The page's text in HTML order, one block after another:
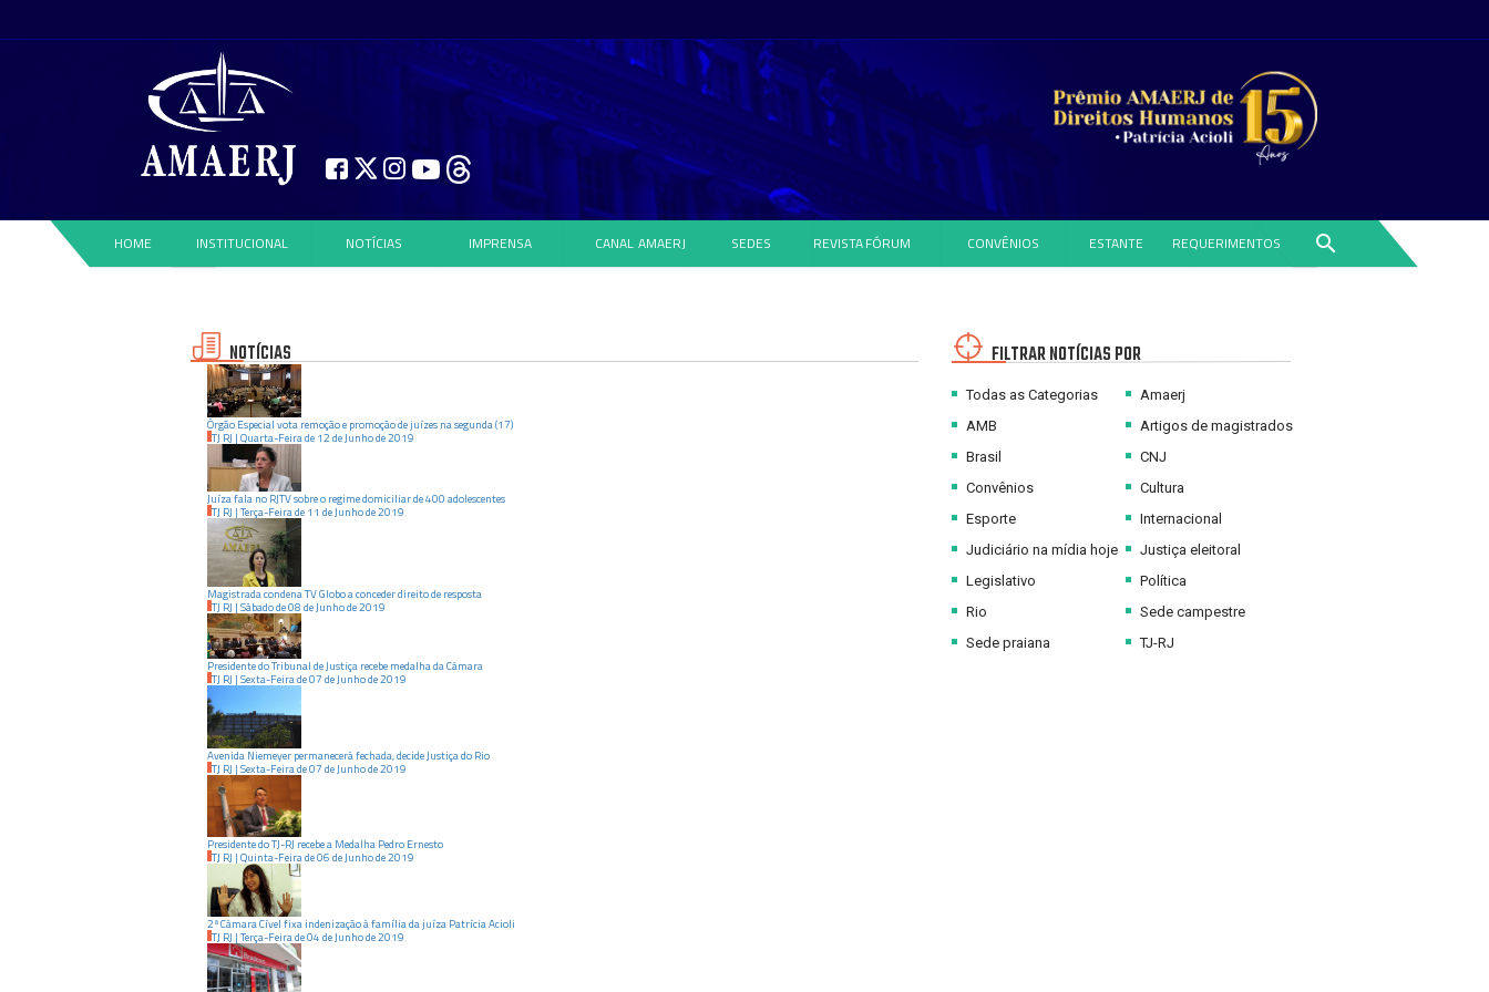
HOME INSTITUCIONAL NOTÍCIAS IMPRENSA CANAL AMAERJ SEDES REVISTAFÓRUM CONVÊNIOS ESTANTE REQUERIMENTOS search
NOTÍCIAS
Órgão Especial vota remoção e promoção de juízes na segunda (17)
TJ RJ | Quarta-Feirade 12 de Junhode2019
Juíza fala no RJTV sobre o regime domiciliar de 400 adolescentes
TJ RJ | Terça-Feirade 11 de Junhode2019
Magistrada condena TV Globo a conceder direito de resposta
TJ RJ | Sábadode08 de Junhode2019
Presidente do Tribunal de Justiça recebe medalha da Câmara
TJ RJ | Sexta-Feirade07 de Junhode2019
Avenida Niemeyer permanecerá fechada, decide Justiça do Rio
TJ RJ | Sexta-Feirade07 de Junhode2019
Presidente do TJ-RJ recebe a Medalha Pedro Ernesto
TJ RJ | Quinta-Feirade06 deJunhode2019
2ª Câmara Cível fixa indenização à família da juíza Patrícia Acioli
TJ RJ | Terça-Feirade04 deJunhode2019
FILTRAR NOTÍCIAS POR
Todas as Categorias
AMB
Brasil
Convênios
Esporte
Judiciário na mídia hoje
Legislativo
Rio
Sede praiana
Amaerj
Artigos de magistrados
CNJ
Cultura
Internacional
Justiça eleitoral
Política
Sede campestre
TJ-RJ